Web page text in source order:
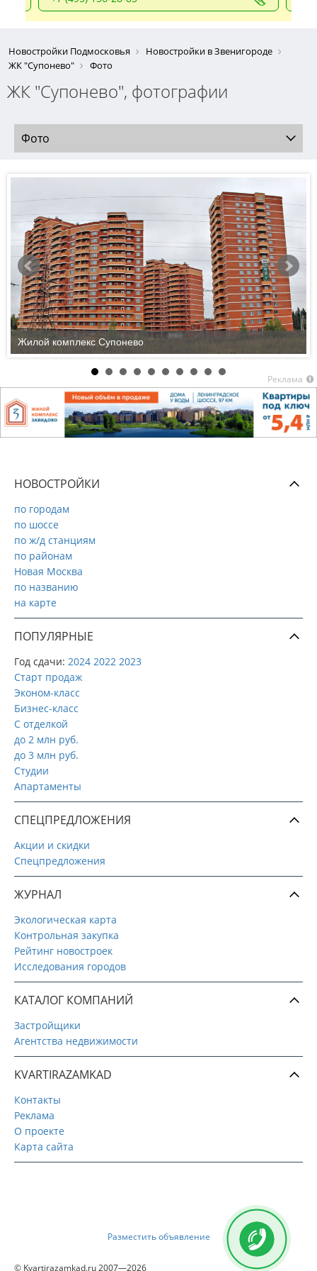
Новостройки Подмосковья
Новостройки в Звенигороде
ЖК "Супонево"
Фото
ЖК "Супонево", фотографии
Фото
Жилой комплекс Супонево
Реклама
НОВОСТРОЙКИ
по городам
по шоссе
по ж/д станциям
по районам
Новая Москва
по названию
на карте
ПОПУЛЯРНЫЕ
Год сдачи: 2024 2022 2023
Старт продаж
Эконом-класс
Бизнес-класс
С отделкой
до 2 млн руб.
до 3 млн руб.
Студии
Апартаменты
СПЕЦПРЕДЛОЖЕНИЯ
Акции и скидки
Спецпредложения
ЖУРНАЛ
Экологическая карта
Контрольная закупка
Рейтинг новостроек
Исследования городов
КАТАЛОГ КОМПАНИЙ
Застройщики
Агентства недвижимости
KVARTIRAZAMKAD
Контакты
Реклама
О проекте
Карта сайта
Разместить объявление
© Kvartirazamkad.ru 2007—2026